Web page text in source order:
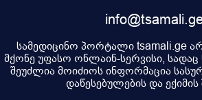
სამედიცინო პორტალი tsamali.ge
მქონე უფასო ონლაინ-სერვისი, სადაც
შეუძლია მოიძიოს ინფორმაცია
დაწესებულების და ექიმის